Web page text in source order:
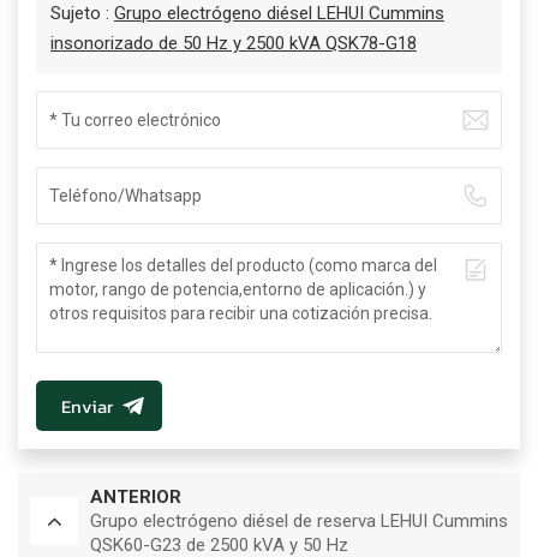
Sujeto : Grupo electrógeno diésel LEHUI Cummins
insonorizado de 50 Hz y 2500 kVA QSK78-G18
Enviar
ANTERIOR
Grupo electrógeno diésel de reserva LEHUI Cummins
QSK60-G23 de 2500 kVA y 50 Hz